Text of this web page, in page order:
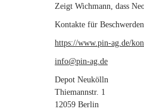
Zeigt Wichmann, dass
Kontakte für
https://www.pin-ag.de/
info@pin-ag.de
Depot Neukölln
Thiemannstr. 1
12059 Berlin